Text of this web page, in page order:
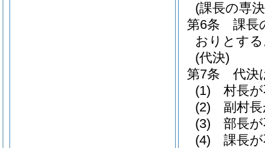
(課長の専
第6条
課長
おりとす
(代決)
第7条
代決
(1)
村長
(2)
副村
(3)
部長
(4)
課長